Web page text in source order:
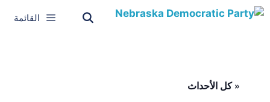
القائمة
« كل الأحداث